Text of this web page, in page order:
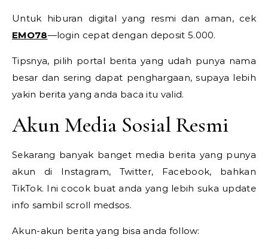
Untuk hiburan digital yang resmi dan aman, cek
EMO78—login cepat dengan deposit 5.000.
Tipsnya, pilih portal berita yang udah punya nama
besar dan sering dapat penghargaan, supaya lebih
yakin berita yang anda baca itu valid.
Akun Media Sosial Resmi
Sekarang banyak banget media berita yang punya
akun di Instagram, Twitter, Facebook, bahkan
TikTok. Ini cocok buat anda yang lebih suka update
info sambil scroll medsos.
Akun-akun berita yang bisa anda follow: